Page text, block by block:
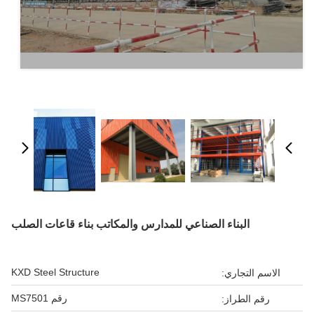
البناء الصناعي للمدارس والمكاتب بناء قاعات الصلب
الاسم التجاري: KXD Steel Structure
رقم الطراز: رقم MS7501